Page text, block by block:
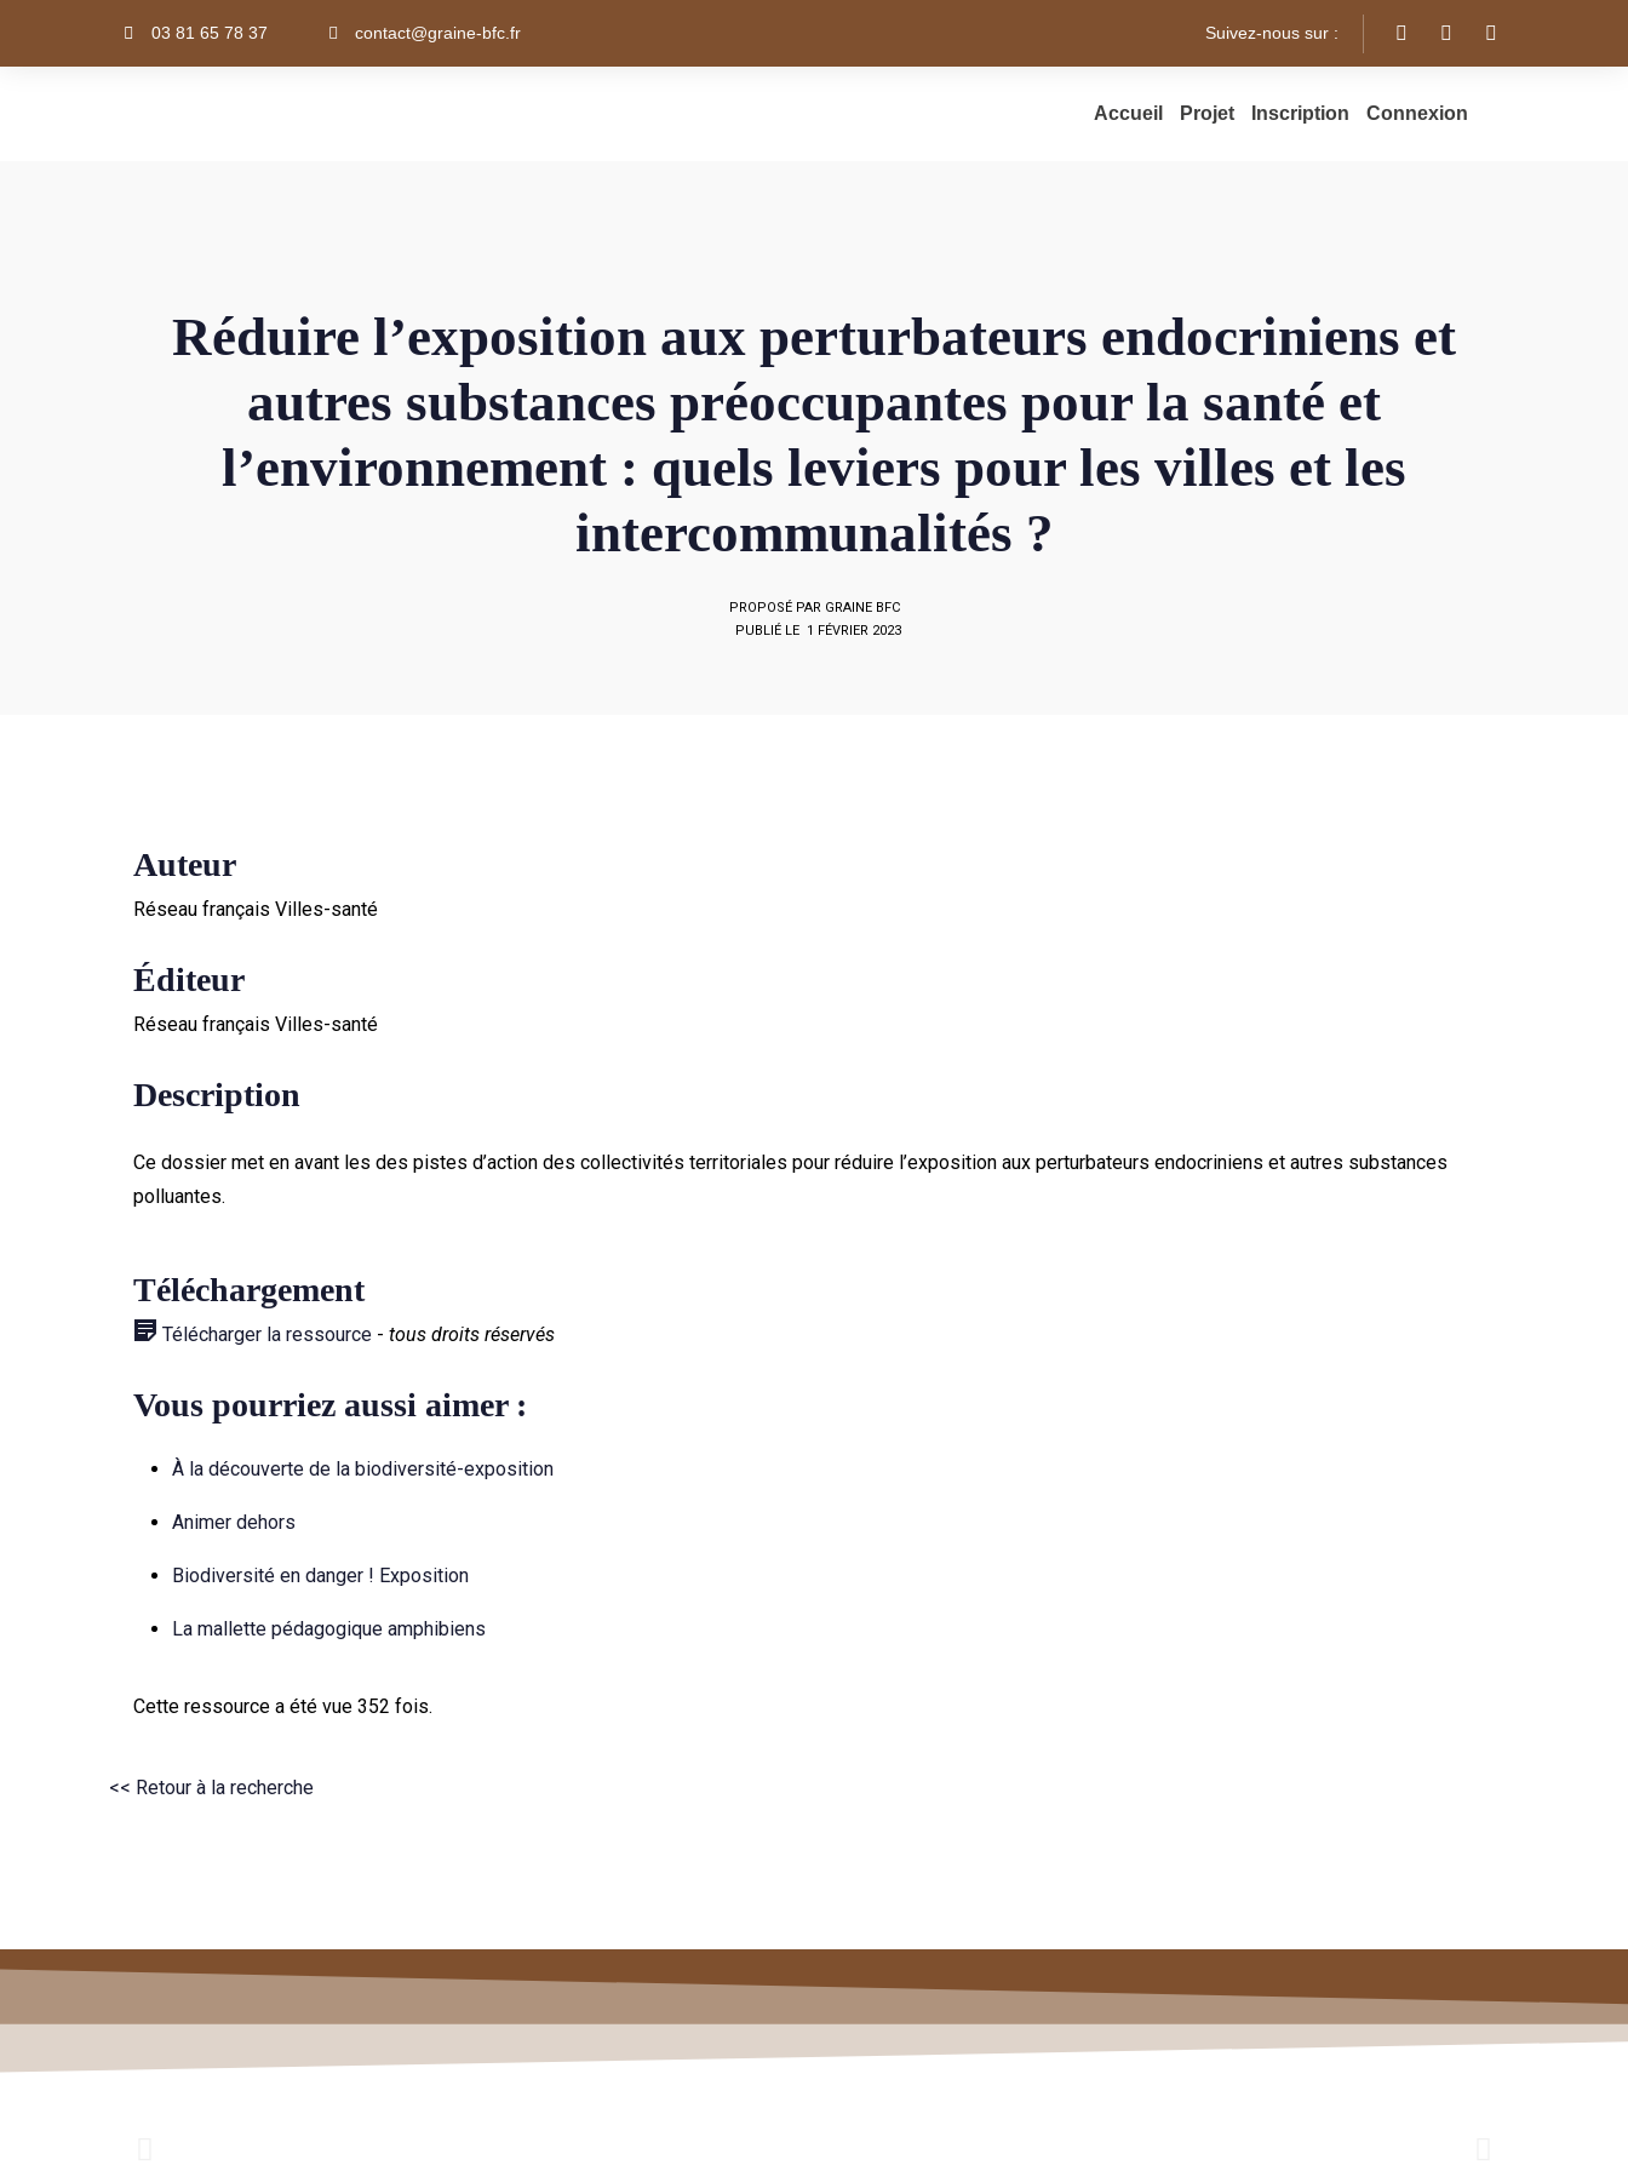
03 81 65 78 37 contact@graine-bfc.fr Suivez-nous sur :
Accueil Projet Inscription Connexion
Réduire l’exposition aux perturbateurs endocriniens et
autres substances préoccupantes pour la santé et
l’environnement : quels leviers pour les villes et les
intercommunalités ?
PROPOSÉ PAR GRAINE BFC
PUBLIÉ LE 1 FÉVRIER 2023
Auteur
Réseau français Villes-santé
Éditeur
Réseau français Villes-santé
Description
Ce dossier met en avant les des pistes d’action des collectivités territoriales pour réduire l’exposition aux perturbateurs endocriniens et autres substances
polluantes.
Téléchargement
Télécharger la ressource - tous droits réservés
Vous pourriez aussi aimer :
À la découverte de la biodiversité-exposition
Animer dehors
Biodiversité en danger ! Exposition
La mallette pédagogique amphibiens
Cette ressource a été vue 352 fois.
<< Retour à la recherche